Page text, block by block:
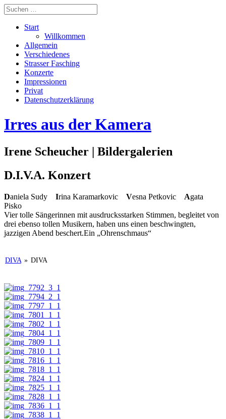
Start
Willkommen
Allgemein
Verschiedenes
Strasser Fasching
Konzerte
Impressionen
Privat
Datenschutzerklärung
Irres aus der Kamera
Irene Scheucher | Bildergalerien
D.I.V.A. Konzert
Daniela Sudy Irina Karamarkovic Vesna Petkovic Agata
Pisko
Vier tolle Sängerinnen mit ausdrucksstarken Stimmen, begleitet von
drei ebenso tollen Musikern, haben uns einen beschwingten,
jazzigen Abend beschert.Ein „Ohrenschmaus“
DIVA » DIVA